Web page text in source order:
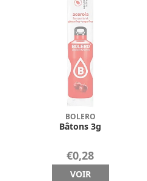
BOLERO
Bâtons 3g
€0,28
VOIR